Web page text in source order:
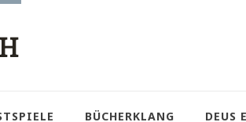
BÜCHERKLANG DEUS